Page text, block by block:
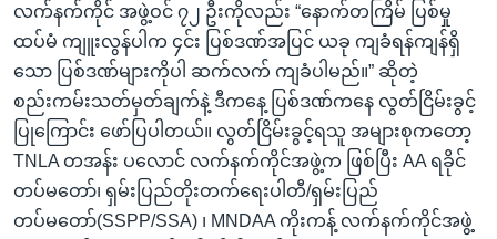
လက်နက်ကိုင် အဖွဲ့ဝင် ၇၂ ဦးကိုလည်း “နောက်တကြိမ် ပြစ်မှု
ထပ်မံ ကျူးလွန်ပါက ၄င်း ပြစ်ဒဏ်အပြင် ယခု ကျခံရန်ကျန်ရှိ
သော ပြစ်ဒဏ်များကိုပါ ဆက်လက် ကျခံပါမည်။” ဆိုတဲ့
စည်းကမ်းသတ်မှတ်ချက်နဲ့ ဒီကနေ့ ပြစ်ဒဏ်ကနေ လွတ်ငြိမ်းခွင့်
ပြုကြောင်း ဖော်ပြပါတယ်။ လွတ်ငြိမ်းခွင့်ရသူ အများစုကတော့
TNLA တအန်း ပလောင် လက်နက်ကိုင်အဖွဲ့က ဖြစ်ပြီး AA ရခိုင်
တပ်မတော်၊ ရှမ်းပြည်တိုးတက်ရေးပါတီ/ရှမ်းပြည်
တပ်မတော်(SSPP/SSA) ၊ MNDAA ကိုးကန့် လက်နက်ကိုင်အဖွဲ့